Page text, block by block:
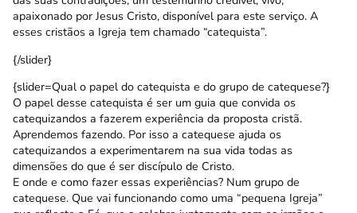
apaixonado por Jesus Cristo, disponível para este serviço. A
esses cristãos a Igreja tem chamado “catequista”.
{/slider}
{slider=Qual o papel do catequista e do grupo de catequese?}
O papel desse catequista é ser um guia que convida os
catequizandos a fazerem experiência da proposta cristã.
Aprendemos fazendo. Por isso a catequese ajuda os
catequizandos a experimentarem na sua vida todas as
dimensões do que é ser discípulo de Cristo.
E onde e como fazer essas experiências? Num grupo de
catequese. Que vai funcionando como uma “pequena Igreja”